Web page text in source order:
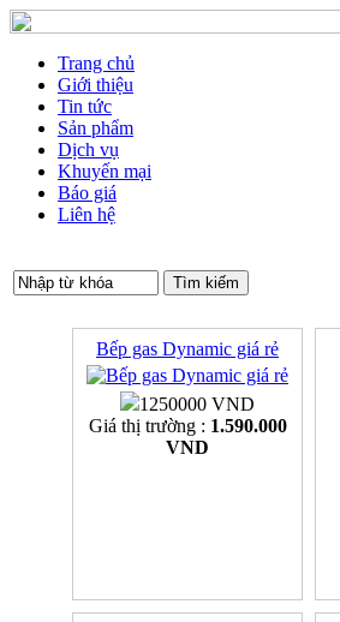
Trang chủ
Giới thiệu
Tin tức
Sản phẩm
Dịch vụ
Khuyến mại
Báo giá
Liên hệ
Bếp gas Dynamic giá rẻ
1250000 VND
Giá thị trường : 1.590.000
VND